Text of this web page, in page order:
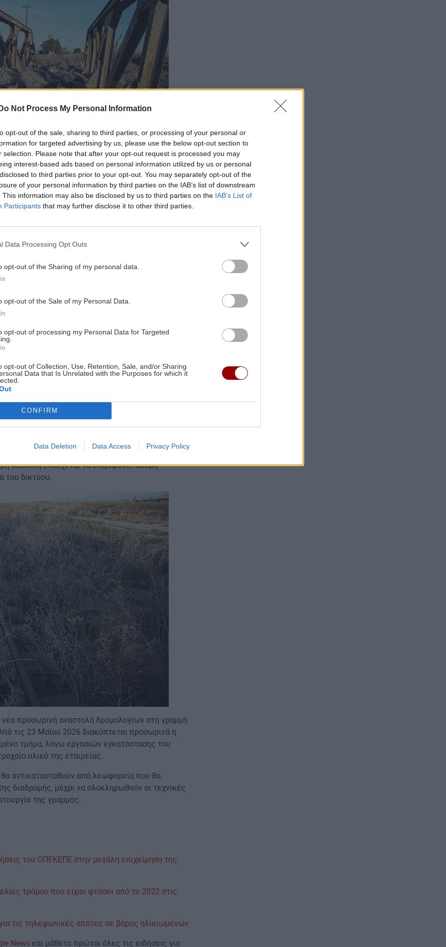
Do Not Process My Personal Information
opt-out of the sale, sharing to third parties, or processing of your personal or
for targeted advertising by us, please use the below opt-out section to
selection. Please note that after your opt-out request is processed you may
interest-based ads based on personal information utilized by us or personal
to third parties prior to your opt-out. You may separately opt-out of the
of your personal information by third parties on the IAB’s list of downstream
This information may also be disclosed by us to third parties on the IAB’s List of
Participants that may further disclose it to other third parties.
Data Processing Opt Outs
opt-out of the Sharing of my personal data.
opt-out of the Sale of my Personal Data.
opt-out of processing my Personal Data for Targeted
opt-out of Collection, Use, Retention, Sale, and/or Sharing
Data that Is Unrelated with the Purposes for which it
CONFIRM
Data Deletion Data Access Privacy Policy
κοινού, ύστερα από τη διακοπή και των δύο
στη βασική γραμμή, εξετάζεται η λειτουργία
της μετακίνησης να πραγματοποιείται
μεταφορές. Ωστόσο οι οριστικές αποφάσεις
διαχείρισης των εμπορευματικών μεταφορών
αναφέρουν ότι βρίσκονται σε εξέλιξη
και λιμενικούς φορείς ώστε να
αλυσίδα, αλλά και να αποφευχθεί η πληρωμή
τα εμπορευματικά δρομολόγια.
λειτουργίας της γραμμής
έχει ήδη προκαλέσει έντονες αντιδράσεις,
δραστηριότητα μετά την τραγωδία των
των τελευταίων ετών.
ελάχιστα επιβατικά δρομολόγια σε
της Βόρειας Ελλάδας και της Πελοποννήσου
ουσιαστικά ανενεργή. Εργαζόμενοι και επιβάτες
διακοπή ενδέχεται να επιβαρύνει ακόμη
του δικτύου.
προσωρινή αναστολή δρομολογίων στη γραμμή
τις 23 Μαΐου 2026 διακόπτεται προσωρινά η
τμήμα, λόγω εργασιών εγκατάστασης του
υλικό της εταιρείας.
αντικατασταθούν από λεωφορεία που θα
διαδρομής, μέχρι να ολοκληρωθούν οι τεχνικές
της γραμμής.
του ΟΠΕΚΕΠΕ στην μεγάλη επιχείρηση της
τρόμου που είχαν φτάσει από το 2022 στις
τις τηλεφωνικές απάτες σε βάρος ηλικιωμένων
News και μάθετε πρώτοι όλες τις ειδήσεις για